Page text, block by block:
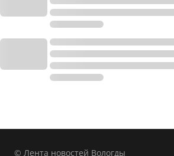
© Лента новостей Вологды